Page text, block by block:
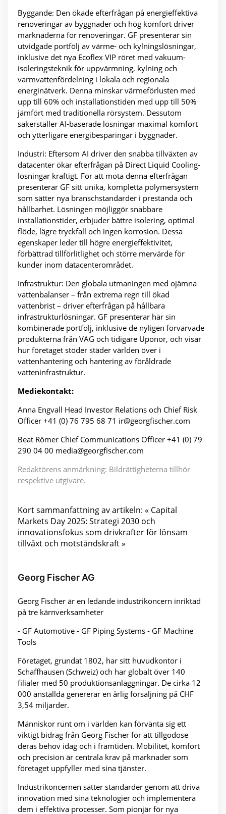
Byggande: Den ökade efterfrågan på energieffektiva
renoveringar av byggnader och hög komfort driver
marknaderna för renoveringar. GF presenterar sin
utvidgade portfölj av värme- och kylningslösningar,
inklusive det nya Ecoflex VIP röret med vakuum-
isoleringsteknik för uppvärmning, kylning och
varmvattenfördelning i lokala och regionala
energinätverk. Denna minskar värmeförlusten med
upp till 60% och installationstiden med upp till 50%
jämfört med traditionella rörsystem. Dessutom
säkerställer AI-baserade lösningar maximal komfort
och ytterligare energibesparingar i byggnader.
Industri: Eftersom AI driver den snabba tillväxten av
datacenter ökar efterfrågan på Direct Liquid Cooling-
lösningar kraftigt. För att möta denna efterfrågan
presenterar GF sitt unika, kompletta polymersystem
som sätter nya branschstandarder i prestanda och
hållbarhet. Lösningen möjliggör snabbare
installationstider, erbjuder bättre isolering, optimal
flöde, lägre tryckfall och ingen korrosion. Dessa
egenskaper leder till högre energieffektivitet,
förbättrad tillförlitlighet och större mervärde för
kunder inom datacenterområdet.
Infrastruktur: Den globala utmaningen med ojämna
vattenbalanser – från extrema regn till ökad
vattenbrist – driver efterfrågan på hållbara
infrastrukturlösningar. GF presenterar här sin
kombinerade portfölj, inklusive de nyligen förvärvade
produkterna från VAG och tidigare Uponor, och visar
hur företaget stöder städer världen över i
vattenhantering och hantering av föråldrade
vatteninfrastruktur.
Mediekontakt:
Anna Engvall Head Investor Relations och Chief Risk
Officer +41 (0) 76 795 68 71 ir@georgfischer.com
Beat Römer Chief Communications Officer +41 (0) 79
290 04 00 media@georgfischer.com
Redaktörens anmärkning: Bildrättigheterna tillhör
respektive utgivare.
Kort sammanfattning av artikeln: « Capital
Markets Day 2025: Strategi 2030 och
innovationsfokus som drivkrafter för lönsam
tillväxt och motståndskraft »
Georg Fischer AG
Georg Fischer är en ledande industrikoncern inriktad
på tre kärnverksamheter
- GF Automotive - GF Piping Systems - GF Machine
Tools
Företaget, grundat 1802, har sitt huvudkontor i
Schaffhausen (Schweiz) och har globalt över 140
filialer med 50 produktionsanläggningar. De cirka 12
000 anställda genererar en årlig försäljning på CHF
3,54 miljarder.
Människor runt om i världen kan förvänta sig ett
viktigt bidrag från Georg Fischer för att tillgodose
deras behov idag och i framtiden. Mobilitet, komfort
och precision är centrala krav på marknader som
företaget uppfyller med sina tjänster.
Industrikoncernen sätter standarder genom att driva
innovation med sina teknologier och implementera
dem i effektiva processer. Som pionjär för nya